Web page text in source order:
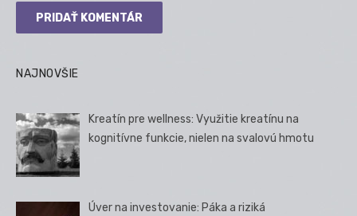
NAJNOVŠIE
Kreatín pre wellness: Využitie kreatínu na
kognitívne funkcie, nielen na svalovú hmotu
Úver na investovanie: Páka a riziká